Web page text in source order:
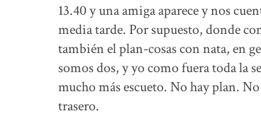
13.40 y una amiga aparece y nos
media tarde. Por supuesto, donde
también el plan-cosas con nata, en
somos dos, y yo como fuera toda la
mucho más escueto. No hay plan.
trasero.